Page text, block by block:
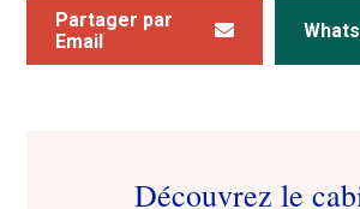
Partager par
Email
Découvrez le